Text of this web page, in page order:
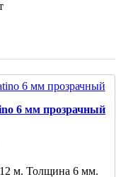
6 мм прозрачный
м. Толщина 6 мм.